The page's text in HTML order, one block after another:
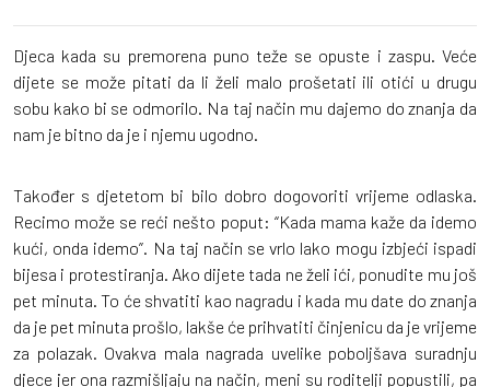
Djeca kada su premorena puno teže se opuste i zaspu. Veće
dijete se može pitati da li želi malo prošetati ili otići u drugu
sobu kako bi se odmorilo. Na taj način mu dajemo do znanja da
nam je bitno da je i njemu ugodno.
Također s djetetom bi bilo dobro dogovoriti vrijeme odlaska.
Recimo može se reći nešto poput: “Kada mama kaže da idemo
kući, onda idemo”. Na taj način se vrlo lako mogu izbjeći ispadi
bijesa i protestiranja. Ako dijete tada ne želi ići, ponudite mu još
pet minuta. To će shvatiti kao nagradu i kada mu date do znanja
da je pet minuta prošlo, lakše će prihvatiti činjenicu da je vrijeme
za polazak. Ovakva mala nagrada uvelike poboljšava suradnju
djece jer ona razmišljaju na način, meni su roditelji popustili, pa